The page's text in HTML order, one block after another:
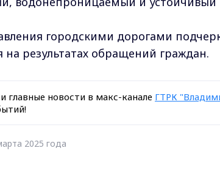
городскими дорогами
на результатах обращений граждан.
главные новости в макс-канале ГТРК
2025 года